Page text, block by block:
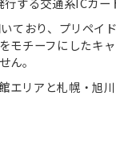
ており、プリペイ
チーフにしたキ
ん。
エリアと札幌・旭